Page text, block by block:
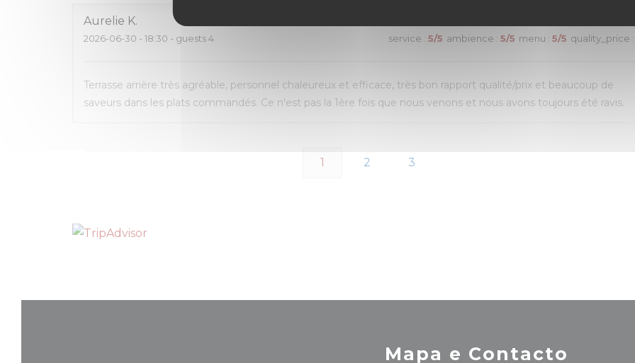
Aurelie K
2026-06-30 - 18:30 - guests 4 service : 5/5 ambience : 5/5 menu : 5/5 quality_price :
Terrasse arrière très agréable, personnel chaleureux et efficace, très bon rapport qualité/prix et beaucoup de
saveurs dans les plats commandés. Ce n'est pas la 1ère fois que nous venons et nous avons toujours été ravis.
1 2 3
Mapa e Contacto